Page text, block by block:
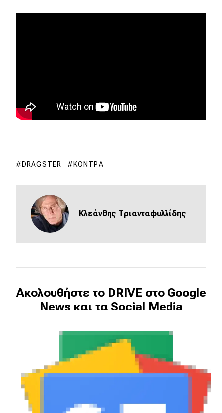
Classic
DRIVE Away
MOTO
Μεταχειρισμένο
Οδική βοήθεια
DRAGSTER ΚΌΝΤΡΑ
Κλεάνθης Τριανταφυλλίδης
Ακολουθήστε το DRIVE στο Google
News και τα Social Media